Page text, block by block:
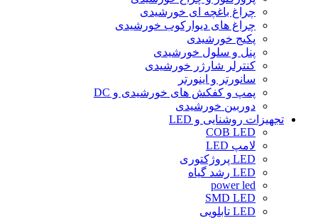
چراغ باغچه ای خورشیدی
چراغ های دیوارکوب خورشیدی
پکیج خورشیدی
پنل و سلول خورشیدی
کنترلر شارژر خورشیدی
سانورتر و اینورتر
پمپ و کفکش های خورشیدی و DC
دوربین خورشیدی
تجهیزات روشنایی و LED
COB LED
لامپ LED
LED پروژکتوری
LED رشد گیاه
power led
SMD LED
LED تابلویی